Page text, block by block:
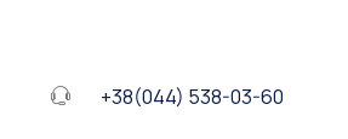
+38(044) 538-03-60